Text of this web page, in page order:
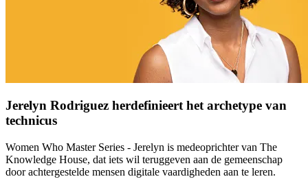
Jerelyn Rodriguez herdefinieert het archetype van
technicus
Women Who Master Series - Jerelyn is medeoprichter van The
Knowledge House, dat iets wil teruggeven aan de gemeenschap
door achtergestelde mensen digitale vaardigheden aan te leren.